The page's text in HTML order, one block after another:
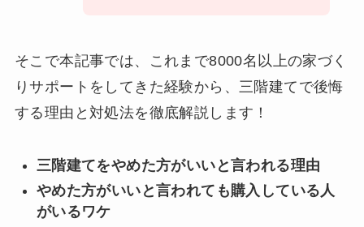
そこで本記事では、これまで8000名以上の家づく
りサポートをしてきた経験から、三階建てで後悔
する理由と対処法を徹底解説します！
三階建てをやめた方がいいと言われる理由
やめた方がいいと言われても購入している人
がいるワケ